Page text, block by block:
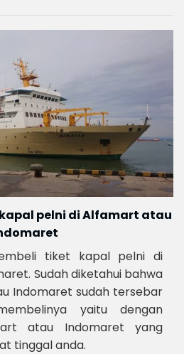
pelni di Alfamart atau
tiket kapal pelni di
Sudah diketahui bahwa
Indomaret sudah tersebar
yaitu dengan
atau Indomaret yang
tinggal anda.